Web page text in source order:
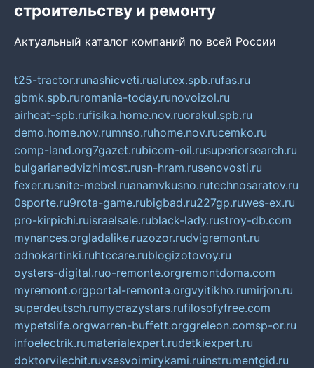
строительству и ремонту
Актуальный каталог компаний по всей России
t25-tractor.runashicveti.rualutex.spb.rufas.ru
gbmk.spb.ruromania-today.runovoizol.ru
airheat-spb.rufisika.home.nov.ruorakul.spb.ru
demo.home.nov.rumnso.ruhome.nov.rucemko.ru
comp-land.org7gazet.rubicom-oil.rusuperiorsearch.ru
bulgarianedvizhimost.rusn-hram.rusenovosti.ru
fexer.rusnite-mebel.ruanamvkusno.rutechnosaratov.ru
0sporte.ru9rota-game.rubigbad.ru227gp.ruwes-ex.ru
pro-kirpichi.ruisraelsale.rublack-lady.rustroy-db.com
mynances.orgladalike.ruzozor.rudvigremont.ru
odnokartinki.ruhtccare.rublogizotovoy.ru
oysters-digital.ruo-remonte.orgremontdoma.com
myremont.orgportal-remonta.orgvyitikho.rumirjon.ru
superdeutsch.rumycrazystars.rufilosofyfree.com
mypetslife.orgwarren-buffett.orggreleon.comsp-or.ru
infoelectrik.rumaterialexpert.rudetkiexpert.ru
doktorvilechit.ruvsesvoimirykami.ruinstrumentgid.ru